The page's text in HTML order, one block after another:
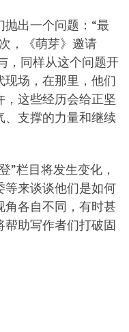
出一个问题：“最
，《萌芽》邀请
，同样从这个问题开
场，在那里，他们
这些经历会给正坚
、支撑的力量和继续
”栏目将发生变化，
等来谈谈他们是如何
角各自不同，有时甚
助写作者们打破固